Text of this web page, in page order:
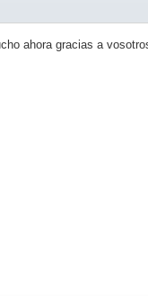
ahora gracias a